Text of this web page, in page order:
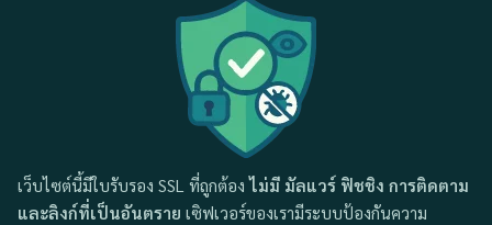
เว็บไซต์นี้มีใบรับรอง SSL ที่ถูกต้องไม่มี มัลแวร์ ฟิชชิง การติดตาม
และลิงก์ที่เป็นอันตราย เซิฟเวอร์ของเรามีระบบป้องกันความ